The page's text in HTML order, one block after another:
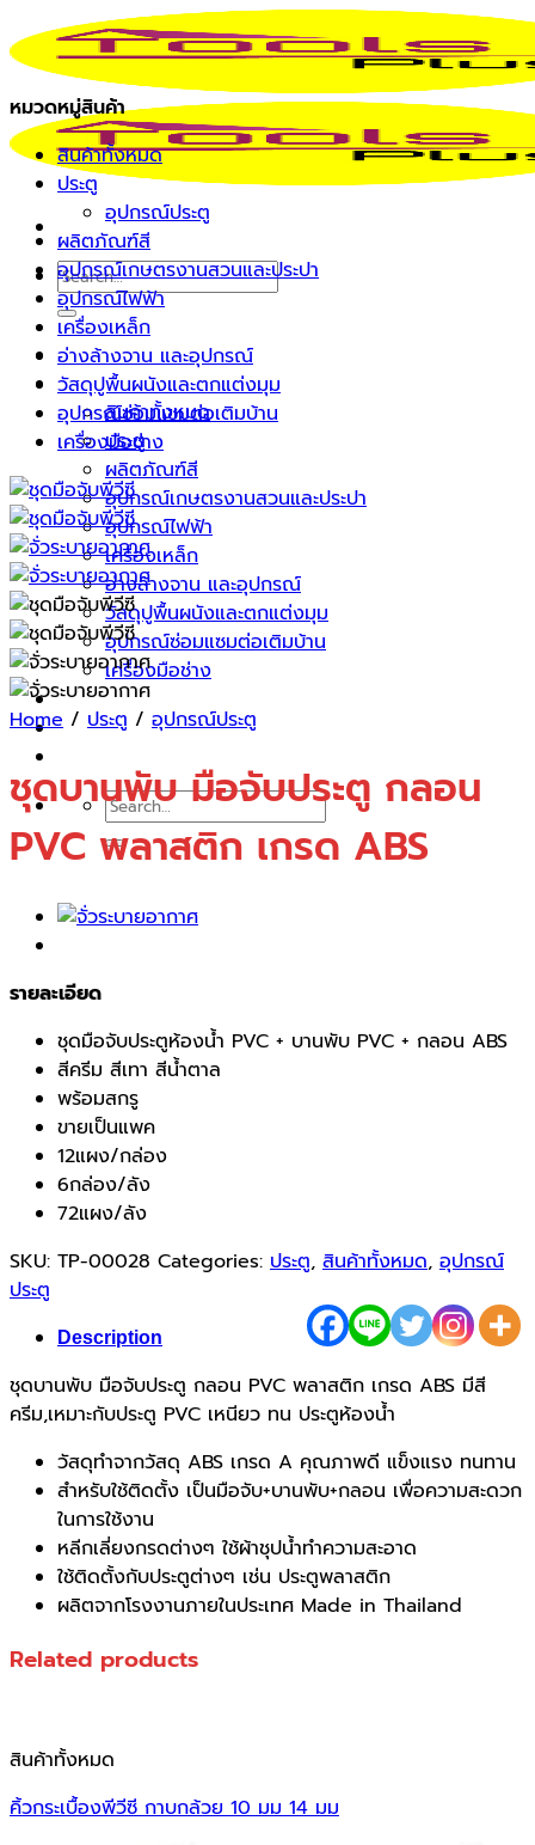
to
content
Search
for:
หน้าแรก
รายการสินค้า
สินค้าทั้งหมด
ประตู
ผลิตภัณฑ์สี
อุปกรณ์เกษตรงานสวนและประปา
อุปกรณ์ไฟฟ้า
เครื่องเหล็ก
อ่างล้างจาน และอุปกรณ์
วัสดุปูพื้นผนังและตกแต่งมุม
อุปกรณ์ซ่อมแซมต่อเติมบ้าน
เครื่องมือช่าง
บทความ
ติดต่อเรา
Search
for:
หมวดหมู่สินค้า
สินค้าทั้งหมด
ประตู
อุปกรณ์ประตู
ผลิตภัณฑ์สี
อุปกรณ์เกษตรงานสวนและประปา
อุปกรณ์ไฟฟ้า
เครื่องเหล็ก
อ่างล้างจาน และอุปกรณ์
วัสดุปูพื้นผนังและตกแต่งมุม
อุปกรณ์ซ่อมแซมต่อเติมบ้าน
เครื่องมือช่าง
Home / ประตู / อุปกรณ์ประตู
ชุดบานพับ มือจับประตู กลอน
PVC พลาสติก เกรด ABS
รายละเอียด
ชุดมือจับประตูห้องน้ำ PVC + บานพับ PVC + กลอน ABS
สีครีม สีเทา สีน้ำตาล
พร้อมสกรู
ขายเป็นแพค
12แผง/กล่อง
6กล่อง/ลัง
72แผง/ลัง
SKU: TP-00028 Categories: ประตู, สินค้าทั้งหมด, อุปกรณ์
ประตู
Description
ชุดบานพับ มือจับประตู กลอน PVC พลาสติก เกรด ABS มีสี
ครีม,เหมาะกับประตู PVC เหนียว ทน ประตูห้องน้ำ
วัสดุทำจากวัสดุ ABS เกรด A คุณภาพดี แข็งแรง ทนทาน
สำหรับใช้ติดตั้ง เป็นมือจับ+บานพับ+กลอน เพื่อความสะดวก
ในการใช้งาน
หลีกเลี่ยงกรดต่างๆ ใช้ผ้าชุปน้ำทำความสะอาด
ใช้ติดตั้งกับประตูต่างๆ เช่น ประตูพลาสติก
ผลิตจากโรงงานภายในประเทศ Made in Thailand
Related products
สินค้าทั้งหมด
คิ้วกระเบื้องพีวีซี กาบกล้วย 10 มม 14 มม